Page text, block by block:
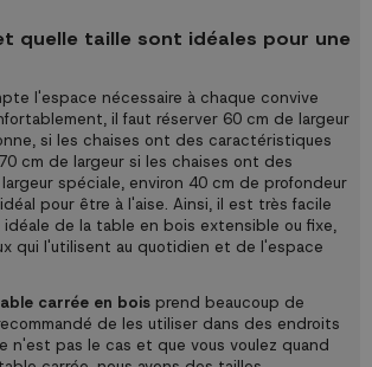
quelle taille sont idéales pour une
l'espace nécessaire à chaque convive
il faut réserver 60 cm de largeur
si les chaises ont des caractéristiques
cm de largeur si les chaises ont des
spéciale, environ 40 cm de profondeur
pour être à l'aise. Ainsi, il est très facile
de la table en bois extensible ou fixe,
qui l'utilisent au quotidien et de l'espace
carrée en bois prend beaucoup de
de les utiliser dans des endroits
n'est pas le cas et que vous voulez quand